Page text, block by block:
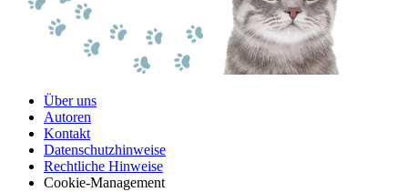
Über uns
Autoren
Kontakt
Datenschutzhinweise
Rechtliche Hinweise
Cookie-Management